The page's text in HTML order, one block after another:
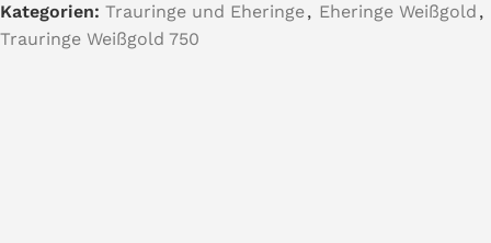
Kategorien: Trauringe und Eheringe, Eheringe Weißgold ,
Trauringe Weißgold 750